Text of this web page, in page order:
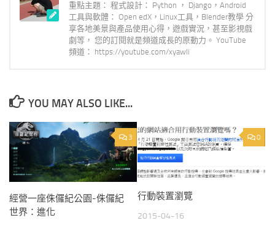
重點主題： 程式設計： Python ， Django，Android
工具與軟體： Open edX，Linux工具，Blender教學 分
享各地美景與產品使用心得，遊戲實況，甚至影視戲
劇等， 您的訂閱就是頻道成長的原動力。 YouTube
頻道： https://youtube.com/xyawli
YOU MAY ALSO LIKE...
3
經營一座侏儸紀公園-侏儸紀
世界：進化
0
行動裝置瀏覽
2015-04-16